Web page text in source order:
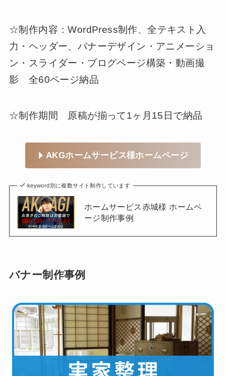
☆制作内容：WordPress制作、全テキスト入
力・ヘッダー、バナーデザイン・アニメーショ
ン・スライダー・ブログページ構築・動画撮
影 全60ページ納品
☆制作期間 原稿が揃って1ヶ月15日で納品
AKGホームサービス様ホームページ
keyword別に複数サイト制作しています
ホームサービス赤城様 ホームペ
ージ制作事例
バナー制作事例